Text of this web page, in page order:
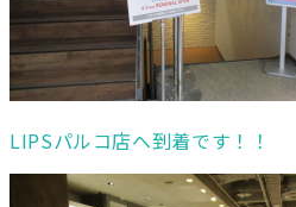
LIPSパルコ店へ到着です！！